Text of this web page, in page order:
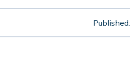
Published: